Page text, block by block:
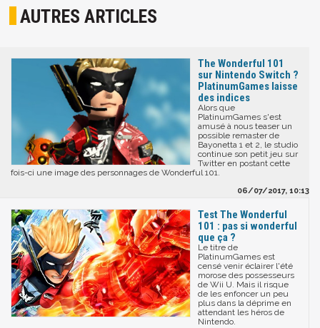
AUTRES ARTICLES
The Wonderful 101
sur Nintendo Switch ?
PlatinumGames laisse
des indices
Alors que
PlatinumGames s'est
amusé à nous teaser un
possible remaster de
Bayonetta 1 et 2, le studio
continue son petit jeu sur
Twitter en postant cette
fois-ci une image des personnages de Wonderful 101.
06/07/2017, 10:13
Test The Wonderful
101 : pas si wonderful
que ça ?
Le titre de
PlatinumGames est
censé venir éclairer l'été
morose des possesseurs
de Wii U. Mais il risque
de les enfoncer un peu
plus dans la déprime en
attendant les héros de
Nintendo.